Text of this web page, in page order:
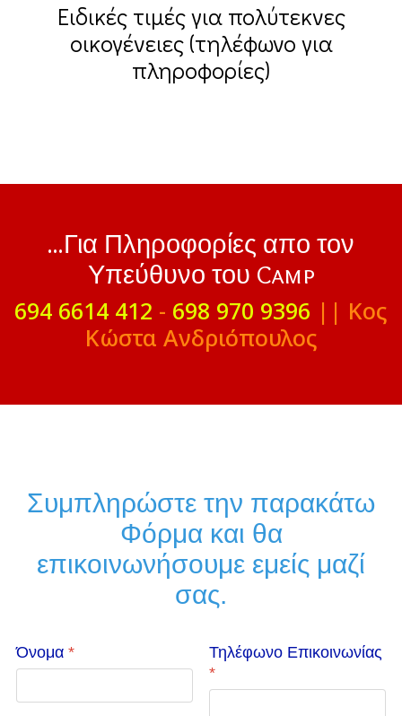
Ειδικές τιμές για πολύτεκνες
οικογένειες (τηλέφωνο για
πληροφορίες)
...Για Πληροφορίες απο τον
Υπεύθυνο του Camp
694 6614 412 - 698 970 9396 || Κος
Κώστα Ανδριόπουλος
Συμπληρώστε την παρακάτω
Φόρμα και θα
επικοινωνήσουμε εμείς μαζί
σας.
Όνομα *
Τηλέφωνο Επικοινωνίας
*